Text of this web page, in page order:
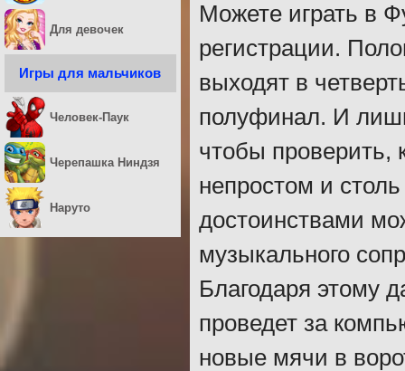
Можете играть в
регистрации.
выходят в
полуфинал. И
чтобы проверить,
непростом и
достоинствами
музыкального
Благодаря этому
проведет за
новые мячи в
Для девочек
Игры для мальчиков
Человек-Паук
Черепашка Ниндзя
Наруто